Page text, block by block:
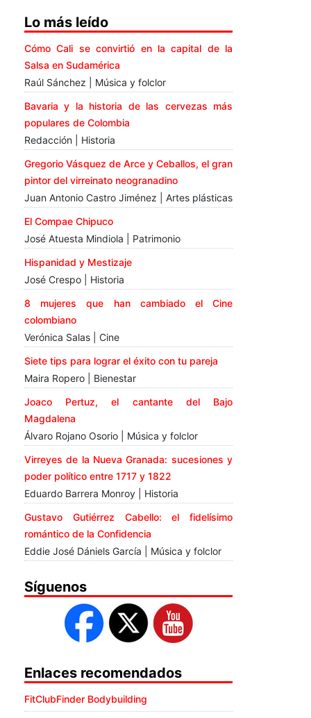
Lo más leído
Cómo Cali se convirtió en la capital de la
Salsa en Sudamérica
Raúl Sánchez | Música y folclor
Bavaria y la historia de las cervezas más
populares de Colombia
Redacción | Historia
Gregorio Vásquez de Arce y Ceballos, el gran
pintor del virreinato neogranadino
Juan Antonio Castro Jiménez | Artes plásticas
El Compae Chipuco
José Atuesta Mindiola | Patrimonio
Hispanidad y Mestizaje
José Crespo | Historia
8 mujeres que han cambiado el Cine
colombiano
Verónica Salas | Cine
Siete tips para lograr el éxito con tu pareja
Maira Ropero | Bienestar
Joaco Pertuz, el cantante del Bajo
Magdalena
Álvaro Rojano Osorio | Música y folclor
Virreyes de la Nueva Granada: sucesiones y
poder político entre 1717 y 1822
Eduardo Barrera Monroy | Historia
Gustavo Gutiérrez Cabello: el fidelísimo
romántico de la Confidencia
Eddie José Dániels García | Música y folclor
Síguenos
Enlaces recomendados
FitClubFinder Bodybuilding